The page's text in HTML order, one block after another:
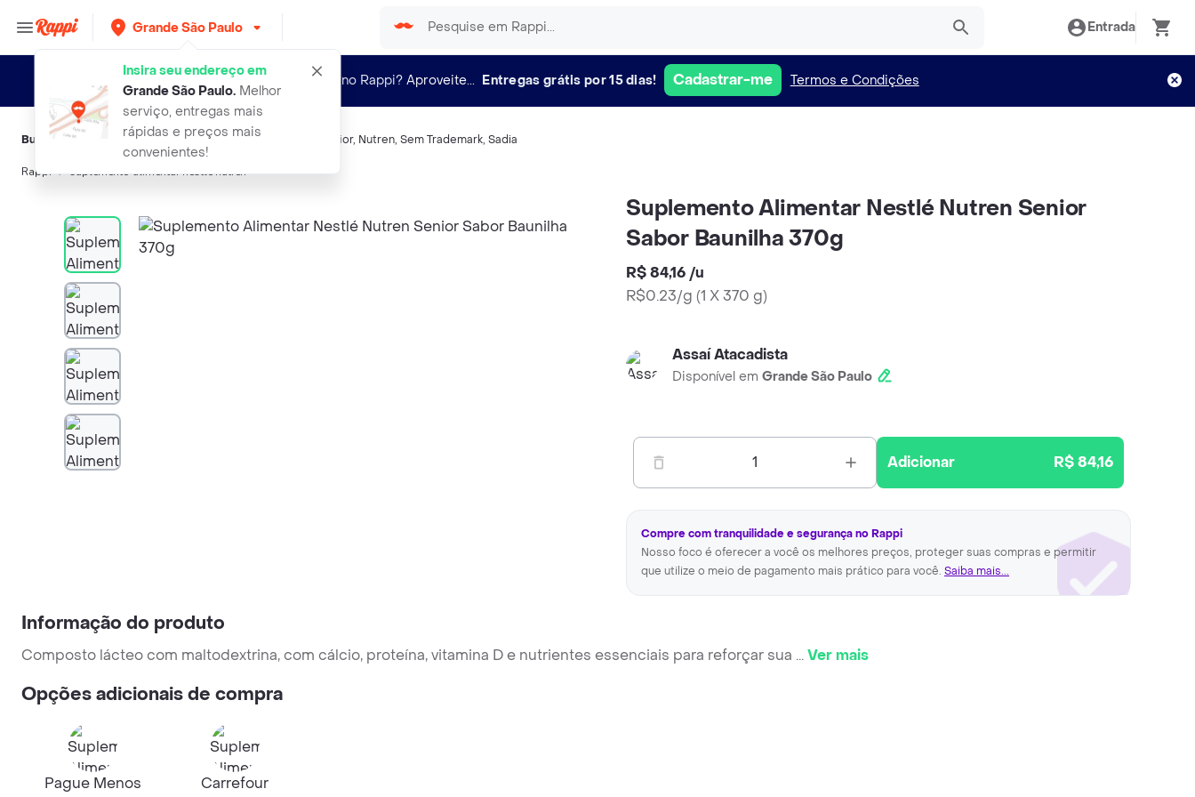
Grande São Paulo
Insira seu endereço em
Grande São Paulo.Melhor
serviço, entregas mais
rápidas e preços mais
convenientes!
Entrada
Novo no Rappi? Aproveite... Entregas grátis por 15 dias! Cadastrar-me Termos e Condições
Buscas relacionadas:Suplementos alimentícios Nutren Senior, Nutren, Sem Trademark, Sadia
Rappi suplemento alimentar nestle nutren
Suplemento Alimentar Nestlé Nutren Senior
Sabor Baunilha 370g
R$ 84,16 /u
R$0.23/g (1 X 370 g)
Assaí Atacadista
Disponível em Grande São Paulo
1 Adicionar R$ 84,16
Compre com tranquilidade e segurança no Rappi
Nosso foco é oferecer a você os melhores preços, proteger suas compras e permitir
que utilize o meio de pagamento mais prático para você. Saiba mais...
Informação do produto
Composto lácteo com maltodextrina, com cálcio, proteína, vitamina D e nutrientes essenciais para reforçar sua ...Ver mais
Opções adicionais de compra
Pague Menos Carrefour